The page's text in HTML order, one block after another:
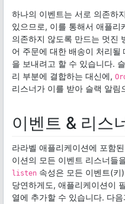
하나의 이벤트는 서로 의존하
있으므로, 이를 통해서 애플리
의존하지 않도록 만드는 멋진
어 주문에 대한 배송이 처리
을 보내려고 할 수 있습니다.
리 부분에 결합하는 대신에,
리스너가 이를 받아 슬랙 알
이벤트 & 리스
라라벨 애플리케이션에 포함된
이션의 모든 이벤트 리스너들
listen 속성은 모든 이벤트(
당연하게도, 애플리케이션이
열에 추가할 수 있습니다. 다